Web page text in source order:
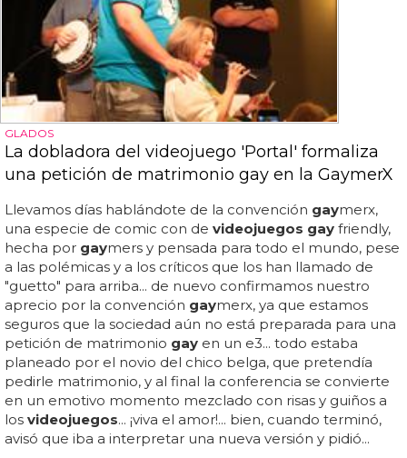
GLADOS
La dobladora del videojuego 'Portal' formaliza
una petición de matrimonio gay en la GaymerX
Llevamos días hablándote de la convención gaymerx,
una especie de comic con de videojuegos gay friendly,
hecha por gaymers y pensada para todo el mundo, pese
a las polémicas y a los críticos que los han llamado de
"guetto" para arriba... de nuevo confirmamos nuestro
aprecio por la convención gaymerx, ya que estamos
seguros que la sociedad aún no está preparada para una
petición de matrimonio gay en un e3... todo estaba
planeado por el novio del chico belga, que pretendía
pedirle matrimonio, y al final la conferencia se convierte
en un emotivo momento mezclado con risas y guiños a
los videojuegos... ¡viva el amor!... bien, cuando terminó,
avisó que iba a interpretar una nueva versión y pidió...